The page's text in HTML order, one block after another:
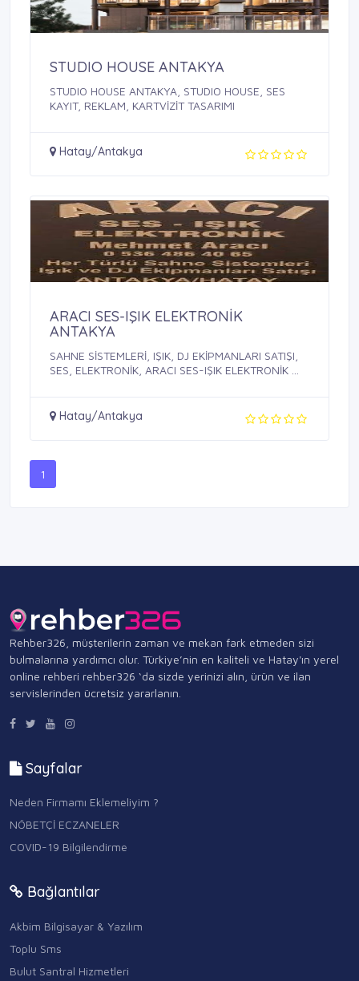
STUDIO HOUSE ANTAKYA
STUDIO HOUSE ANTAKYA, STUDIO HOUSE, SES
KAYIT, REKLAM, KARTVİZİT TASARIMI
Hatay/Antakya
ARACI SES-IŞIK ELEKTRONİK
ANTAKYA
SAHNE SİSTEMLERİ, IŞIK, DJ EKİPMANLARI SATIŞI,
SES, ELEKTRONİK, ARACI SES-IŞIK ELEKTRONİK ...
Hatay/Antakya
1
Rehber326, müşterilerin zaman ve mekan fark etmeden sizi
bulmalarına yardımcı olur. Türkiye’nin en kaliteli ve Hatay'ın yerel
online rehberi rehber326 ‘da sizde yerinizi alın, ürün ve ilan
servislerinden ücretsiz yararlanın.
Sayfalar
Neden Firmamı Eklemeliyim ?
NÖBETÇİ ECZANELER
COVID-19 Bilgilendirme
Bağlantılar
Akbim Bilgisayar & Yazılım
Toplu Sms
Bulut Santral Hizmetleri